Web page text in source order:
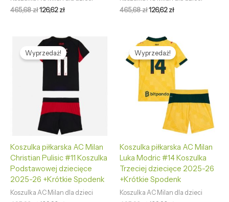
465,68zł126,62zł 465,68zł126,62zł
Wyprzedaż!
Koszulka piłkarska AC Milan
Christian Pulisic #11 Koszulka
Podstawowej dziecięce
2025-26 +Krótkie Spodenk
Koszulka AC Milan dla dzieci
Pierwotna
cena
wynosiła:
465,68 zł.
Aktualna
cena
wynosi:
126,62 zł.
Wyprzedaż!
Koszulka piłkarska AC Milan
Luka Modric #14 Koszulka
Trzeciej dziecięce 2025-26
+Krótkie Spodenk
Koszulka AC Milan dla dzieci
Pierwotna
cena
wynosiła:
465,68 zł.
Aktualna
cena
wynosi:
126,62 zł.